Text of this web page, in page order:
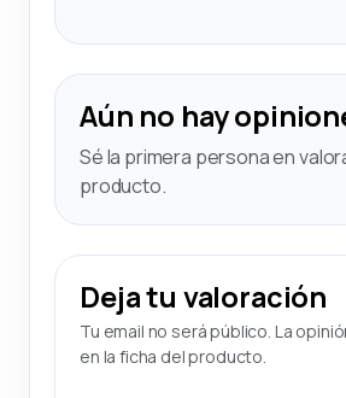
Aún no hay
Sé la primera persona en
producto.
Deja tu valoración
Tu email no será público. La
en la ficha del producto.